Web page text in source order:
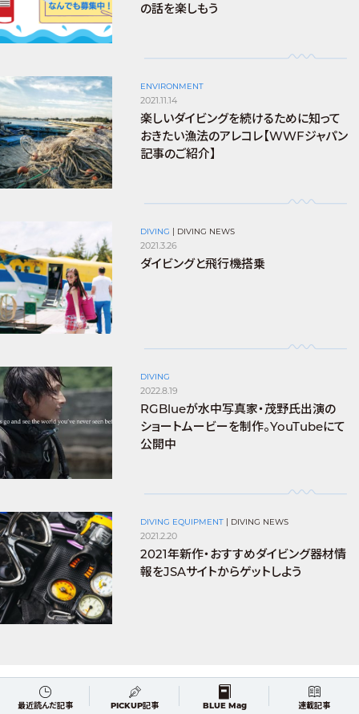
の話を楽しもう
ENVIRONMENT
2021.11.14
楽しいダイビングを続けるために知って
おきたい漁法のアレコレ【WWFジャパン
記事のご紹介】
DIVING DIVING NEWS
2021.3.26
ダイビングと飛行機搭乗
DIVING
2022.8.19
RGBlueが水中写真家・茂野氏出演の
ショートムービーを制作。YouTubeにて
公開中
DIVING EQUIPMENT DIVING NEWS
2021.2.20
2021年新作・おすすめダイビング器材情
報をJSAサイトからゲットしよう
最近読んだ記事 PICKUP記事 BLUE Mag 連載記事